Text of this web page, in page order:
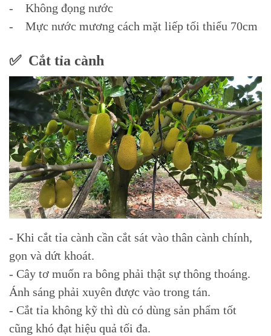
- Không đọng nước
- Mực nước mương cách mặt liếp tối thiểu 70cm
✅ Cắt tỉa cành
- Khi cắt tỉa cành cần cắt sát vào thân cành chính,
gọn và dứt khoát.
- Cây tơ muốn ra bông phải thật sự thông thoáng.
Ánh sáng phải xuyên được vào trong tán.
- Cắt tỉa không kỹ thì dù có dùng sản phẩm tốt
cũng khó đạt hiệu quả tối đa.